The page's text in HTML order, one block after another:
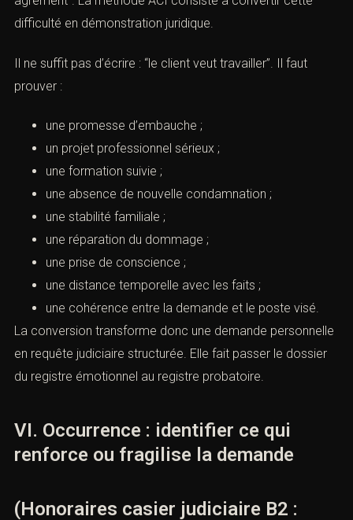
Laconversionest le deuxième pilier. Le client arrive
être embauché”, “mon employeur demande le B2”, “je
veux travailler dans la sécurité”, “je veux devenir
veux obtenir un agrément”. La méthode ACI consiste à
convertir cette difficulté en démonstration juridique.
Il ne suffit pas d’écrire : “le client veut travailler”. Il faut
prouver :
une promesse d’embauche ;
un projet professionnel sérieux ;
une formation suivie ;
une absence de nouvelle condamnation ;
une stabilité familiale ;
une réparation du dommage ;
une distance temporelle avec les faits ;
une cohérence entre la demande et le poste visé.
La conversion transforme donc une demande
passer le dossier du registre émotionnel au registre